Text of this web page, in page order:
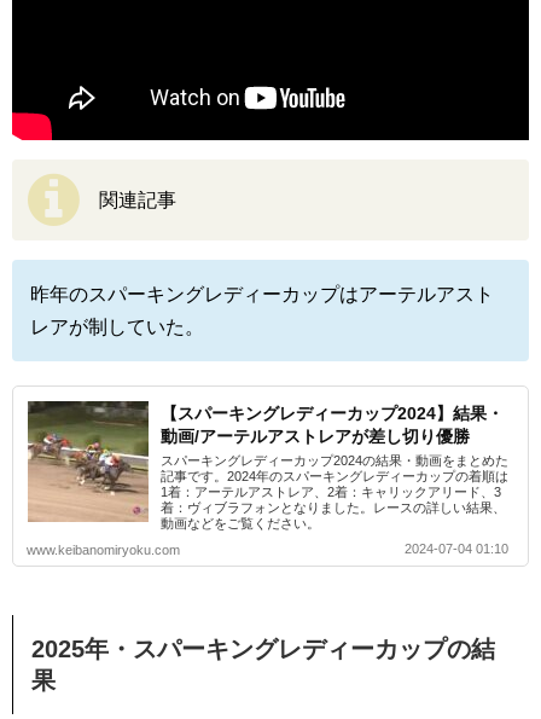
関連記事
昨年のスパーキングレディーカップはアーテルアスト
レアが制していた。
【スパーキングレディーカップ2024】結果・
動画/アーテルアストレアが差し切り優勝
スパーキングレディーカップ2024の結果・動画をまとめた
記事です。2024年のスパーキングレディーカップの着順は
1着：アーテルアストレア、2着：キャリックアリード、3
着：ヴィブラフォンとなりました。レースの詳しい結果、
動画などをご覧ください。
www.keibanomiryoku.com
2024-07-04 01:10
2025年・スパーキングレディーカップの結
果